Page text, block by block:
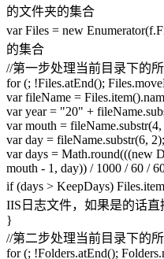
的文件夹的集合
var Files = new
的集合
//第一步处理当前目录下的
for (; !Files.atEnd();
var fileName =
var year = "20" +
var mouth = fileName.substr(4,
var day = fileName.substr(6, 2);
var days = Math.round(((new
mouth - 1, day)) / 1000 / 60 /
if (days > KeepDays)
IIS日志文件，如果是的话直
}
//第二步处理当前目录下的
for (; !Folders.atEnd();